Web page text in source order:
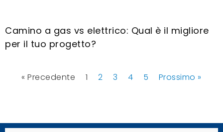
Camino a gas vs elettrico: Qual è il migliore
per il tuo progetto?
« Precedente 1 2 3 4 5 Prossimo »